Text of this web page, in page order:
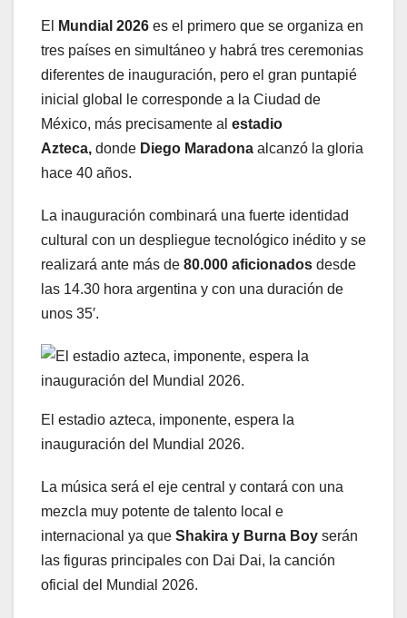
El Mundial 2026 es el primero que se organiza en
tres países en simultáneo y habrá tres ceremonias
diferentes de inauguración, pero el gran puntapié
inicial global le corresponde a la Ciudad de
México, más precisamente al estadio
Azteca, donde Diego Maradona alcanzó la gloria
hace 40 años.
La inauguración combinará una fuerte identidad
cultural con un despliegue tecnológico inédito y se
realizará ante más de 80.000 aficionados desde
las 14.30 hora argentina y con una duración de
unos 35′.
El estadio azteca, imponente, espera la
inauguración del Mundial 2026.
La música será el eje central y contará con una
mezcla muy potente de talento local e
internacional ya que Shakira y Burna Boy serán
las figuras principales con Dai Dai, la canción
oficial del Mundial 2026.